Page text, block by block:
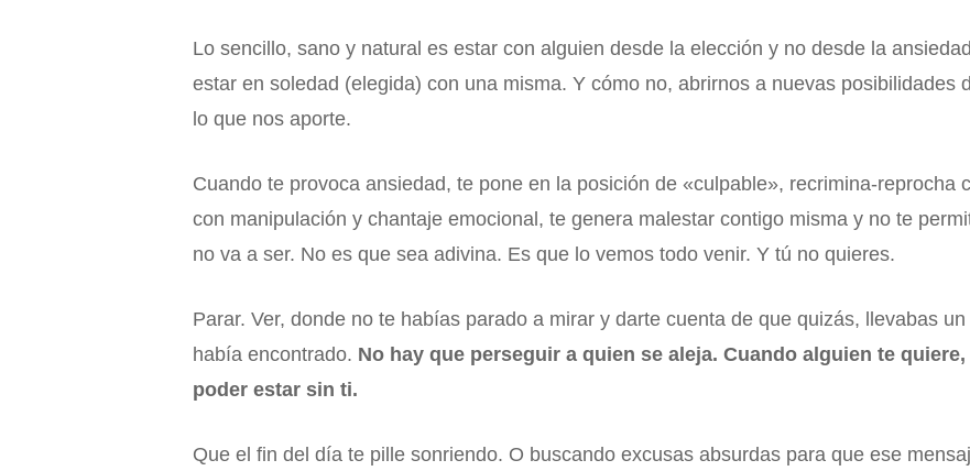
Lo sencillo, sano y natural es estar con alguien desde la elección y no desde la
estar en soledad (elegida) con una misma. Y cómo no, abrirnos a nuevas posibilidades
lo que nos aporte.
Cuando te provoca ansiedad, te pone en la posición de «culpable», recrimina-reprocha
con manipulación y chantaje emocional, te genera malestar contigo misma y no te
no va a ser. No es que sea adivina. Es que lo vemos todo venir. Y tú no quieres.
Parar. Ver, donde no te habías parado a mirar y darte cuenta de que quizás, llevabas
había encontrado. No hay que perseguir a quien se aleja. Cuando alguien te
poder estar sin ti.
Que el fin del día te pille sonriendo. O buscando excusas absurdas para que ese